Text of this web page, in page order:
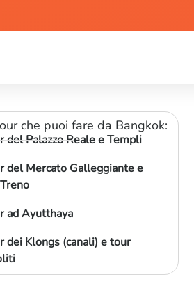
che puoi fare da Bangkok:
del Palazzo Reale e Templi
del Mercato Galleggiante e
ad Ayutthaya
dei Klongs (canali) e tour